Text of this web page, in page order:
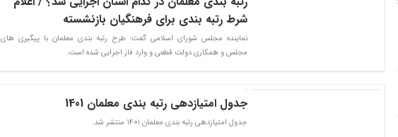
شرط رتبه بندی برای فرهنگیان بازنشسته
نماینده مجلس شورای اسلامی گفت: طرح رتبه بندی معلمان با پیگیری های
مجلس و همکاری دولت قطعی و وارد فاز اجرایی شده است.
جدول امتیازدهی رتبه بندی معلمان 1401
جدول امتیازدهی رتبه بندی معلمان 1401 منتشر شد.